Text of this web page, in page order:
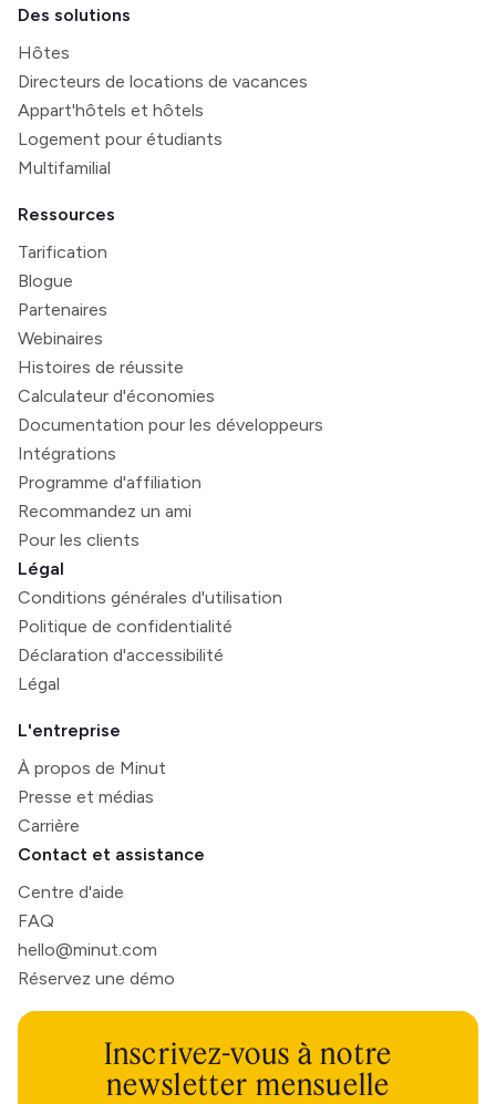
Des solutions
Hôtes
Directeurs de locations de vacances
Appart'hôtels et hôtels
Logement pour étudiants
Multifamilial
Ressources
Tarification
Blogue
Partenaires
Webinaires
Histoires de réussite
Calculateur d'économies
Documentation pour les développeurs
Intégrations
Programme d'affiliation
Recommandez un ami
Pour les clients
Légal
Conditions générales d'utilisation
Politique de confidentialité
Déclaration d'accessibilité
Légal
L'entreprise
À propos de Minut
Presse et médias
Carrière
Contact et assistance
Centre d'aide
FAQ
hello@minut.com
Réservez une démo
Inscrivez-vous à notre
newsletter mensuelle